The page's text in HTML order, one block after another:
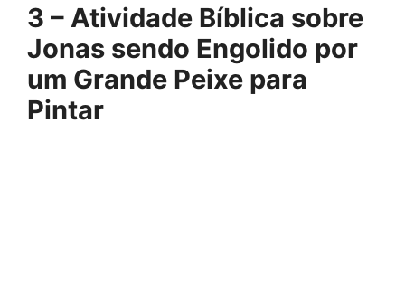
3 – Atividade Bíblica sobre
Jonas sendo Engolido por
um Grande Peixe para
Pintar